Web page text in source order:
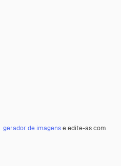
gerador de imagense edite-as com